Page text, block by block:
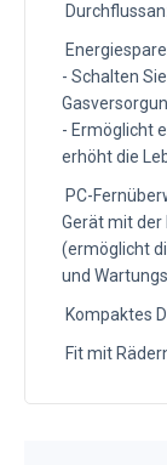
- Schalten
- Ermöglicht
erhöht die
PC-
Gerät mit der
(ermöglicht
und
Kompaktes
Fit mit